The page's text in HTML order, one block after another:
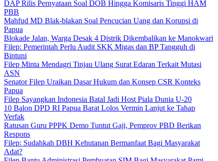
DAP Rilis Pernyataan Soal DOB Hingga Komisaris Tinggi HAM
PBB
Mahfud MD Blak-blakan Soal Pencucian Uang dan Korupsi di
Papua
Blokade Jalan, Warga Desak 4 Distrik Dikembalikan ke Manokwari
Filep: Pemerintah Perlu Audit SKK Migas dan BP Tangguh di
Bintuni
Filep Minta Mendagri Tinjau Ulang Surat Edaran Terkait Mutasi
ASN
Senator Filep Uraikan Dasar Hukum dan Konsep CSR Konteks
Papua
Filep Sayangkan Indonesia Batal Jadi Host Piala Dunia U-20
10 Balon DPD RI Papua Barat Lolos Vermin Lanjut ke Tahap
Verfak
Ratusan Guru PPPK Demo Tuntut Gaji, Pemprov PBD Berikan
Respons
Filep: Sudahkah DBH Kehutanan Bermanfaat Bagi Masyarakat
Adat?